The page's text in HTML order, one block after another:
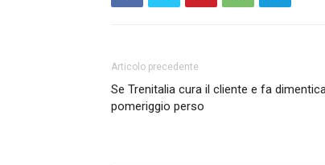
Articolo precedente
Se Trenitalia cura il cliente e fa
pomeriggio perso